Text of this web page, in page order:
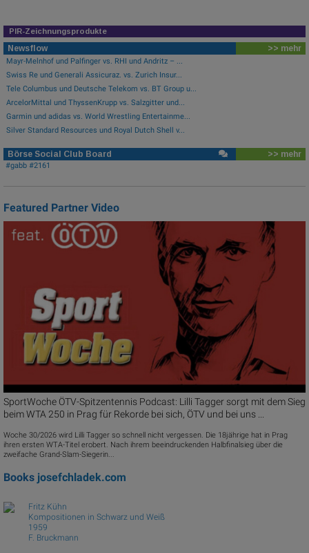
PIR-Zeichnungsprodukte
Newsflow >> mehr
Mayr-Melnhof und Palfinger vs. RHI und Andritz – ...
Swiss Re und Generali Assicuraz. vs. Zurich Insur...
Tele Columbus und Deutsche Telekom vs. BT Group u...
ArcelorMittal und ThyssenKrupp vs. Salzgitter und...
Garmin und adidas vs. World Wrestling Entertainme...
Silver Standard Resources und Royal Dutch Shell v...
Börse Social Club Board >> mehr
#gabb #2161
Featured Partner Video
SportWoche ÖTV-Spitzentennis Podcast: Lilli Tagger sorgt mit dem Sieg
beim WTA 250 in Prag für Rekorde bei sich, ÖTV und bei uns ...
Woche 30/2026 wird Lilli Tagger so schnell nicht vergessen. Die 18jährige hat in Prag
ihren ersten WTA-Titel erobert. Nach ihrem beeindruckenden Halbfinalsieg über die
zweifache Grand-Slam-Siegerin...
Books josefchladek.com
Fritz Kühn
Kompositionen in Schwarz und Weiß
1959
F. Bruckmann